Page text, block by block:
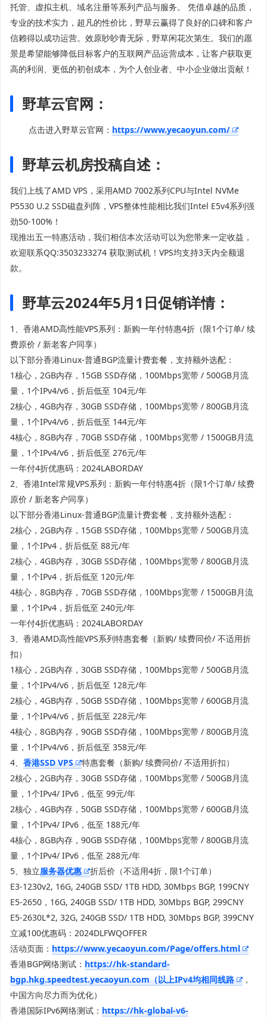
托管、虚拟主机、域名注册等系列产品与服务。 凭借卓越的品质，
专业的技术实力，超凡的性价比，野草云赢得了良好的口碑和客户
信赖得以成功运营。效原眇眇青无际，野草闲花次第生。我们的愿
景是希望能够降低目标客户的互联网产品运营成本，让客户获取更
高的利润、更低的初创成本，为个人创业者、中小企业做出贡献！
野草云官网：
点击进入野草云官网： https://www.yecaoyun.com/
野草云机房投稿自述：
我们上线了AMD VPS，采用AMD 7002系列CPU与Intel NVMe
P5530 U.2 SSD磁盘列阵，VPS整体性能相比我们Intel E5v4系列强
劲50-100%！
现推出五一特惠活动，我们相信本次活动可以为您带来一定收益，
欢迎联系QQ:3503233274 获取测试机！VPS均支持3天内全额退
款。
野草云2024年5月1日促销详情：
1、香港AMD高性能VPS系列：新购一年付特惠4折（限1个订单/ 续
费原价 / 新老客户同享）
以下部分香港Linux-普通BGP流量计费套餐，支持额外选配：
1核心，2GB内存，15GB SSD存储，100Mbps宽带 / 500GB月流
量，1个IPv4/v6，折后低至 104元/年
2核心，4GB内存，30GB SSD存储，100Mbps宽带 / 800GB月流
量，1个IPv4/v6，折后低至 144元/年
4核心，8GB内存，70GB SSD存储，100Mbps宽带 / 1500GB月流
量，1个IPv4/v6，折后低至 276元/年
一年付4折优惠码：2024LABORDAY
2、香港Intel常规VPS系列：新购一年付特惠4折（限1个订单/ 续费
原价 / 新老客户同享）
以下部分香港Linux-普通BGP流量计费套餐，支持额外选配：
2核心，2GB内存，15GB SSD存储，100Mbps宽带 / 500GB月流
量，1个IPv4，折后低至 88元/年
2核心，4GB内存，30GB SSD存储，100Mbps宽带 / 800GB月流
量，1个IPv4，折后低至 120元/年
4核心，8GB内存，70GB SSD存储，100Mbps宽带 / 1500GB月流
量，1个IPv4，折后低至 240元/年
一年付4折优惠码：2024LABORDAY
3、香港AMD高性能VPS系列特惠套餐（新购/ 续费同价/ 不适用折
扣）
1核心，2GB内存，30GB SSD存储，100Mbps宽带 / 500GB月流
量，1个IPv4/v6，折后低至 128元/年
2核心，4GB内存，50GB SSD存储，100Mbps宽带 / 600GB月流
量，1个IPv4/v6，折后低至 228元/年
4核心，8GB内存，90GB SSD存储，100Mbps宽带 / 800GB月流
量，1个IPv4/v6，折后低至 358元/年
4、 香港SSD VPS
特惠套餐（新购/ 续费同价/ 不适用折扣）
2核心，2GB内存，30GB SSD存储，100Mbps宽带 / 500GB月流
量，1个IPv4/ IPv6，低至 99元/年
2核心，4GB内存，50GB SSD存储，100Mbps宽带 / 600GB月流
量，1个IPv4/ IPv6，低至 188元/年
4核心，8GB内存，90GB SSD存储，100Mbps宽带 / 800GB月流
量，1个IPv4/ IPv6，低至 288元/年
5、独立服务器优惠
折后价（不适用4折，限1个订单）
E3-1230v2, 16G, 240GB SSD/ 1TB HDD, 30Mbps BGP, 199CNY
E5-2650，16G, 240GB SSD/ 1TB HDD, 30Mbps BGP, 299CNY
E5-2630L*2, 32G, 240GB SSD/ 1TB HDD, 30Mbps BGP, 399CNY
立减100优惠码：2024DLFWQOFFER
活动页面： https://www.yecaoyun.com/Page/offers.html
香港BGP网络测试： https://hk-standard-
bgp.hkg.speedtest.yecaoyun.com（以上IPv4均相同线路
，
中国方向尽力而为优化）
香港国际IPv6网络测试： https://hk-global-v6-